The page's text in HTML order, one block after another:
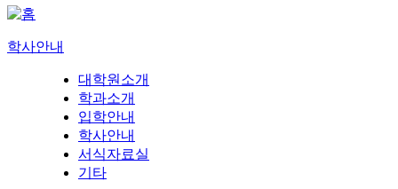
학사안내
대학원소개
학과소개
입학안내
학사안내
서식자료실
기타